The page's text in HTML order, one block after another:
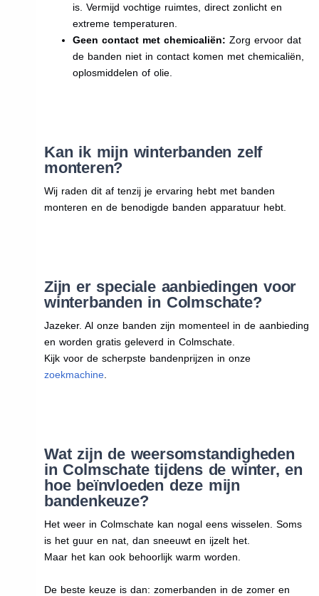
is. Vermijd vochtige ruimtes, direct zonlicht en
extreme temperaturen.
Geen contact met chemicaliën: Zorg ervoor dat
de banden niet in contact komen met chemicaliën,
oplosmiddelen of olie.
Kan ik mijn winterbanden zelf
monteren?
Wij raden dit af tenzij je ervaring hebt met banden
monteren en de benodigde banden apparatuur hebt.
Zijn er speciale aanbiedingen voor
winterbanden in Colmschate?
Jazeker. Al onze banden zijn momenteel in de aanbieding
en worden gratis geleverd in Colmschate.
Kijk voor de scherpste bandenprijzen in onze
zoekmachine.
Wat zijn de weersomstandigheden
in Colmschate tijdens de winter, en
hoe beïnvloeden deze mijn
bandenkeuze?
Het weer in Colmschate kan nogal eens wisselen. Soms
is het guur en nat, dan sneeuwt en ijzelt het.
Maar het kan ook behoorlijk warm worden.
De beste keuze is dan: zomerbanden in de zomer en